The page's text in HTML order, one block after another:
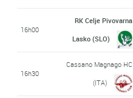
16h00
RK Celje Pivovarna
Lasko (SLO)
16h30
Cassano Magnago HC
(ITA)